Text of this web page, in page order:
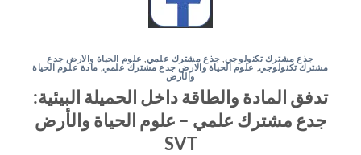
جذع مشترك تكنولوجي جذع مشترك علمي علوم الحياة والارض جدع
مشترك تكنولوجي, علوم الحياة والارض جدع مشترك علمي, مادة علوم الحياة
والأرض
تدفق المادة والطاقة داخل الحميلة البيئية:
جدع مشترك علمي – علوم الحياة والأرض
SVT